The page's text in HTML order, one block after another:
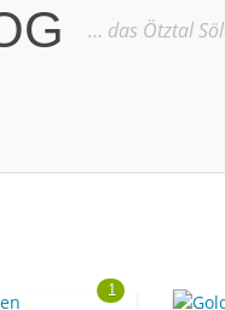
… das Ötztal
1